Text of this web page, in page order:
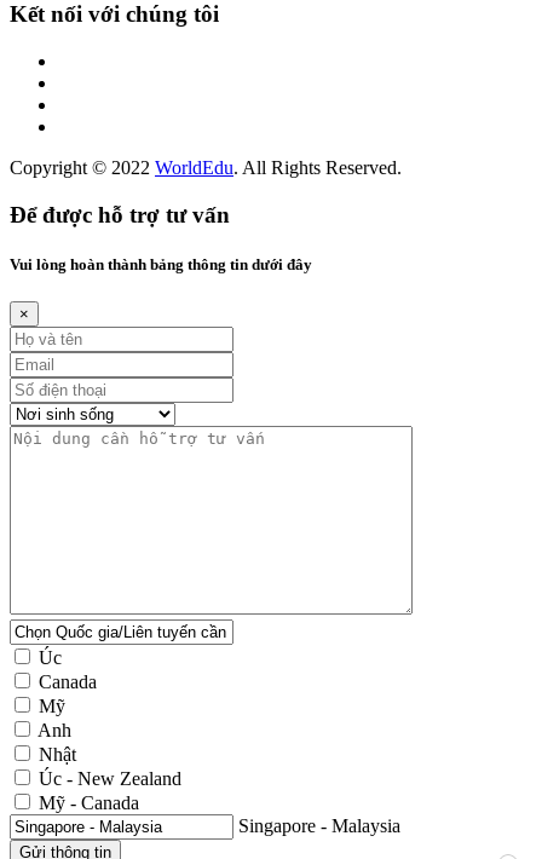
Kết nối với chúng tôi
Copyright © 2022 WorldEdu. All Rights Reserved.
Để được hỗ trợ tư vấn
Vui lòng hoàn thành bảng thông tin dưới đây
×
Úc
Canada
Mỹ
Anh
Nhật
Úc - New Zealand
Mỹ - Canada
Singapore - Malaysia